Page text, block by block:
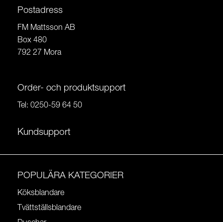
Postadress
FM Mattsson AB
Box 480
792 27 Mora
Order- och produktsupport
Tel: 0250-59 64 50
Kundsupport
POPULÄRA KATEGORIER
Köksblandare
Tvättställsblandare